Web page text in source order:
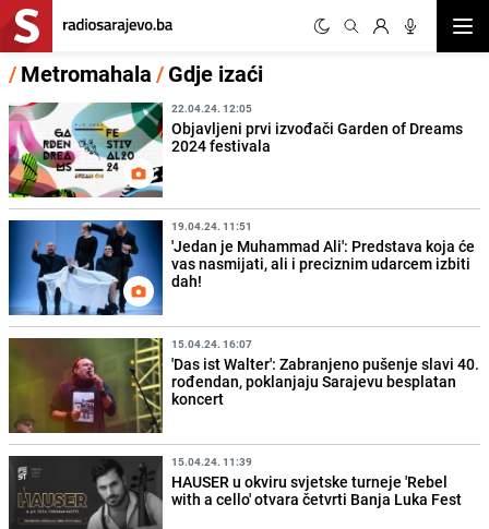
/Metromahala/Gdje izaći
22.04.24. 12:05
Objavljeni prvi izvođači Garden of Dreams
2024 festivala
19.04.24. 11:51
'Jedan je Muhammad Ali': Predstava koja će
vas nasmijati, ali i preciznim udarcem izbiti
dah!
15.04.24. 16:07
'Das ist Walter': Zabranjeno pušenje slavi 40.
rođendan, poklanjaju Sarajevu besplatan
koncert
15.04.24. 11:39
HAUSER u okviru svjetske turneje 'Rebel
with a cello' otvara četvrti Banja Luka Fest